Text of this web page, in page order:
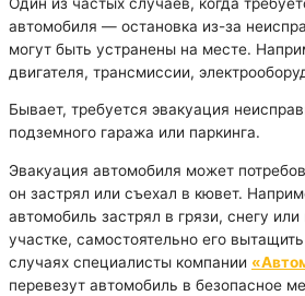
автомобиля — остановка из-за
могут быть устранены на месте.
двигателя, трансмиссии,
Бывает, требуется эвакуация
подземного гаража или паркинга.
Эвакуация автомобиля может
он застрял или съехал в кювет.
автомобиль застрял в грязи, снегу
участке, самостоятельно его
случаях специалисты компании
перевезут автомобиль в безопасное